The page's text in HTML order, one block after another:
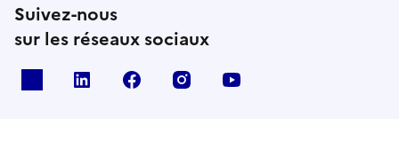
Suivez-nous
sur les réseaux sociaux
Linkedin Facebook Instagram